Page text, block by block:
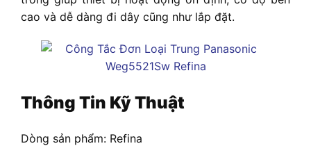
cao và dễ dàng đi dây cũng như lắp đặt.
Thông Tin Kỹ Thuật
Dòng sản phẩm: Refina